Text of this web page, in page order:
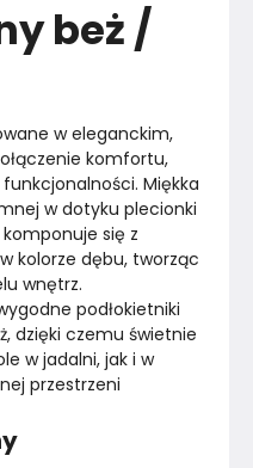
Tkanina
Metal
Metal
Tkanina
beż /
w eleganckim,
komfortu,
Miękka
w dotyku plecionki
się z
kolorze dębu, tworząc
wnętrz.
podłokietniki
dzięki czemu świetnie
w jadalni, jak i w
przestrzeni